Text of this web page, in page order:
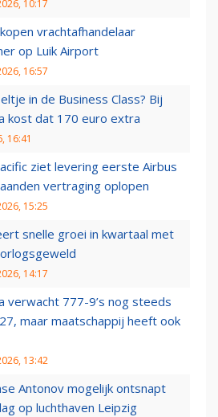
10:17
kopen vrachtafhandelaar
op Luik Airport
16:57
in de Business Class? Bij
kost dat 170 euro extra
16:41
ziet levering eerste Airbus
vertraging oplopen
15:25
snelle groei in kwartaal met
14:17
verwacht 777-9’s nog steeds
maar maatschappij heeft ook
13:42
Antonov mogelijk ontsnapt
op luchthaven Leipzig